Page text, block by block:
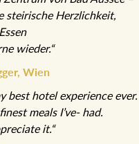
steirische Herzlichkeit,
wieder.“
Wien
best hotel experience ever.
meals I’ve- had.
it.“